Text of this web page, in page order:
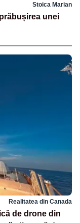
Stoica Marian
unei
Realitatea din Canada
de drone din